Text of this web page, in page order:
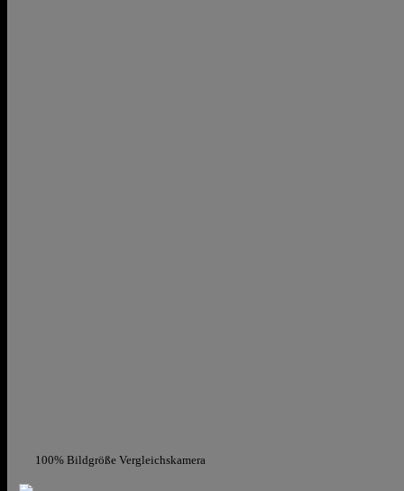
100% Bildgröße Vergleichskamera